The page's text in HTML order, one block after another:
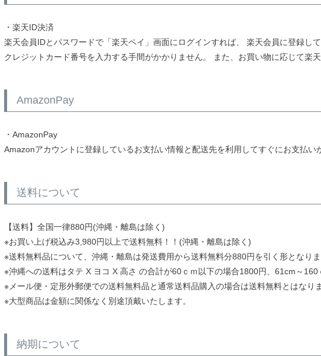
・楽天ID決済
楽天会員IDとパスワードで「楽天ペイ」画面にログインすれば、 楽天会員に登録し
クレジットカード番号を入力する手間がかかりません。 また、お買い物に応じて楽
AmazonPay
・AmazonPay
Amazonアカウントに登録しているお支払い情報と配送先を利用してすぐにお支払い
送料について
【送料】全国一律880円(沖縄・離島は除く)
※お買い上げ税込み3,980円以上で送料無料！！(沖縄・離島は除く)
※送料無料品について、沖縄・離島は発送費用から送料無料分880円を引く形となりま
※沖縄への送料はタテ X ヨコ X 高さ の合計が60ｃｍ以下の場合1800円、61cm～
※メール便・定形外郵便での送料無料品と通常送料品購入の場合は送料無料とはなり
※大型商品は金額に関係なく別途頂戴いたします。
納期について